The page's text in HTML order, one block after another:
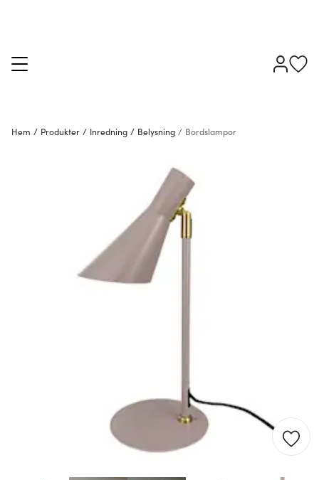
Hem / Produkter / Inredning / Belysning / Bordslampor